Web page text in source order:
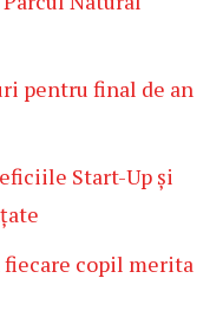
pentru final de an
Start-Up și
fiecare copil merita